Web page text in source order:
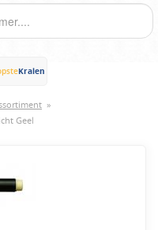
Kralen
»
Geel